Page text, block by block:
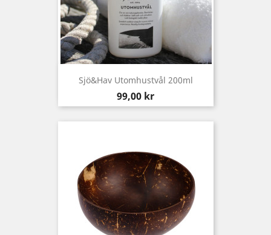
Sjö&Hav Utomhustvål 200ml
Pris
99,00 kr